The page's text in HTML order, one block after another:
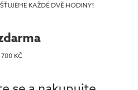
KAŽDÉ DVĚ HODINY!
KČ